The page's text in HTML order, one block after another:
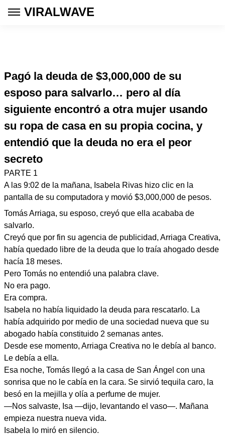
VIRALWAVE
Pagó la deuda de $3,000,000 de su
esposo para salvarlo… pero al día
siguiente encontró a otra mujer usando
su ropa de casa en su propia cocina, y
entendió que la deuda no era el peor
secreto
PARTE 1
A las 9:02 de la mañana, Isabela Rivas hizo clic en la
pantalla de su computadora y movió $3,000,000 de pesos.
Tomás Arriaga, su esposo, creyó que ella acababa de
salvarlo.
Creyó que por fin su agencia de publicidad, Arriaga Creativa,
había quedado libre de la deuda que lo traía ahogado desde
hacía 18 meses.
Pero Tomás no entendió una palabra clave.
No era pago.
Era compra.
Isabela no había liquidado la deuda para rescatarlo. La
había adquirido por medio de una sociedad nueva que su
abogado había constituido 2 semanas antes.
Desde ese momento, Arriaga Creativa no le debía al banco.
Le debía a ella.
Esa noche, Tomás llegó a la casa de San Ángel con una
sonrisa que no le cabía en la cara. Se sirvió tequila caro, la
besó en la mejilla y olía a perfume de mujer.
—Nos salvaste, Isa —dijo, levantando el vaso—. Mañana
empieza nuestra nueva vida.
Isabela lo miró en silencio.